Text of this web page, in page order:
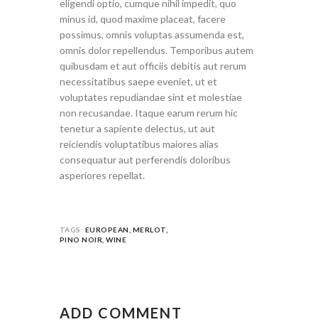
eligendi optio, cumque nihil impedit, quo
minus id, quod maxime placeat, facere
possimus, omnis voluptas assumenda est,
omnis dolor repellendus. Temporibus autem
quibusdam et aut officiis debitis aut rerum
necessitatibus saepe eveniet, ut et
voluptates repudiandae sint et molestiae
non recusandae. Itaque earum rerum hic
tenetur a sapiente delectus, ut aut
reiciendis voluptatibus maiores alias
consequatur aut perferendis doloribus
asperiores repellat.
TAGS: EUROPEAN MERLOT
PINO NOIR ,WINE
ADD COMMENT